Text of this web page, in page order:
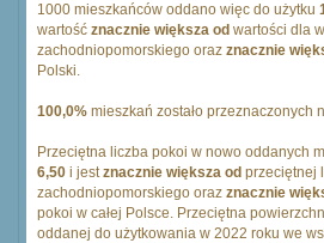
1000 mieszkańców oddano więc do użytku
wartość znacznie większa od wartości dla
zachodniopomorskiego oraz znacznie
Polski.
100,0% mieszkań zostało przeznaczonych
Przeciętna liczba pokoi w nowo oddanych
6,50 i jestznacznie większa od przeciętnej
zachodniopomorskiego oraz znacznie
pokoi w całej Polsce. Przeciętna
oddanej do użytkowania w 2022 roku we